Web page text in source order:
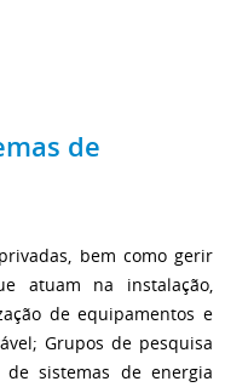
de
bem como gerir
atuam na instalação,
de equipamentos e
Grupos de pesquisa
sistemas de energia